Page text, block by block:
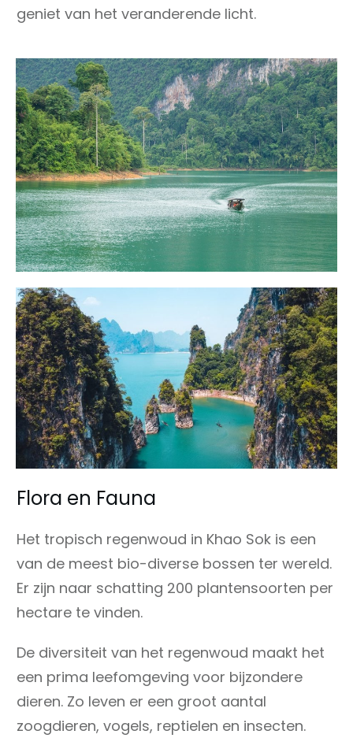
geniet van het veranderende licht.
Flora en Fauna
Het tropisch regenwoud in Khao Sok is een
van de meest bio-diverse bossen ter wereld.
Er zijn naar schatting 200 plantensoorten per
hectare te vinden.
De diversiteit van het regenwoud maakt het
een prima leefomgeving voor bijzondere
dieren. Zo leven er een groot aantal
zoogdieren, vogels, reptielen en insecten.